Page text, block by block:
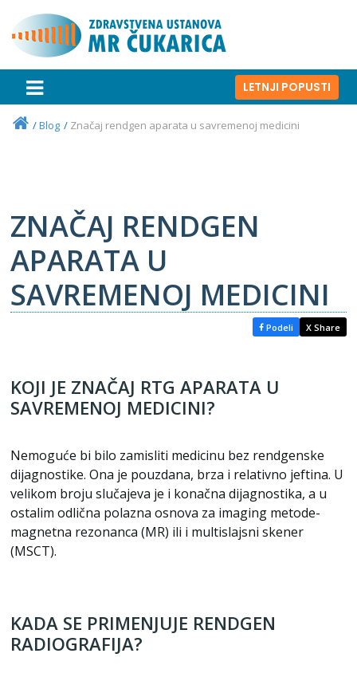
LETNJI POPUSTI
Blog Značaj rendgen aparata u savremenoj medicini
ZNAČAJ RENDGEN
APARATA U
SAVREMENOJ MEDICINI
Podeli X Share
KOJI JE ZNAČAJ RTG APARATA U
SAVREMENOJ MEDICINI?
Nemoguće bi bilo zamisliti medicinu bez rendgenske
dijagnostike. Ona je pouzdana, brza i relativno jeftina. U
velikom broju slučajeva je i konačna dijagnostika, a u
ostalim odlična polazna osnova za imaging metode-
magnetna rezonanca (MR) ili i multislajsni skener
(MSCT).
KADA SE PRIMENJUJE RENDGEN
RADIOGRAFIJA?